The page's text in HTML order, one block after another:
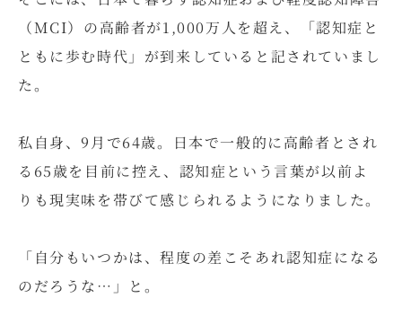
（MCI）の高齢者が1,000万人を超え、「認知症と
ともに歩む時代」が到来していると記されていまし
た。
私自身、9月で64歳。日本で一般的に高齢者とされ
る65歳を目前に控え、認知症という言葉が以前よ
りも現実味を帯びて感じられるようになりました。
「自分もいつかは、程度の差こそあれ認知症になる
のだろうな…」と。